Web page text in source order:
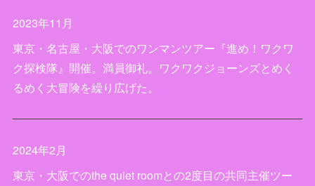
2023年11月
東京・名古屋・大阪でのワンマンツアー『進め！ワクワ
ク探検隊』開催。満員御礼。ワクワクジョーンズとめく
るめく大冒険を繰り広げた。
2024年2月
東京・大阪でのthe quiet roomとの2度目の共同主催ツー